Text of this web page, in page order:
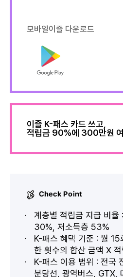
모바일이즐 다운로드
이즐 K-패스 카드 쓰고,
적립금 90%에 300만원
Check Point
계층별 적립금 지급 비
30%, 저소득층 53%
K-패스 혜택 기준 : 월
한 횟수의 합산 금액 X
K-패스 이용 범위 : 전국
분당선, 광역버스, GTX,